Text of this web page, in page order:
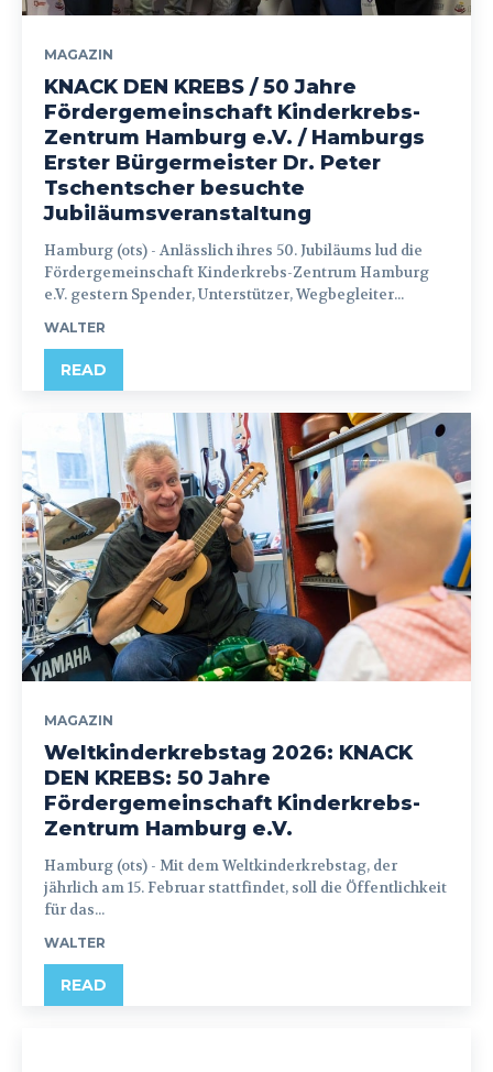
MAGAZIN
KNACK DEN KREBS / 50 Jahre
Fördergemeinschaft Kinderkrebs-
Zentrum Hamburg e.V. / Hamburgs
Erster Bürgermeister Dr. Peter
Tschentscher besuchte
Jubiläumsveranstaltung
Hamburg (ots) - Anlässlich ihres 50. Jubiläums lud die
Fördergemeinschaft Kinderkrebs-Zentrum Hamburg
e.V. gestern Spender, Unterstützer, Wegbegleiter...
WALTER
READ
MAGAZIN
Weltkinderkrebstag 2026: KNACK
DEN KREBS: 50 Jahre
Fördergemeinschaft Kinderkrebs-
Zentrum Hamburg e.V.
Hamburg (ots) - Mit dem Weltkinderkrebstag, der
jährlich am 15. Februar stattfindet, soll die Öffentlichkeit
für das...
WALTER
READ